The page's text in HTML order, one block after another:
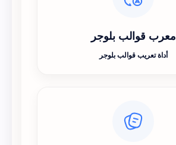
معرب قوالب بلوجر
أداة تعريب قوالب بلوجر